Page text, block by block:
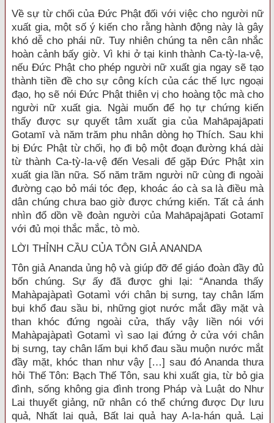
Về sự từ chối của Đức Phật đối với việc cho người nữ
xuất gia, một số ý kiến cho rằng hành động này là gây
khó dễ cho phái nữ. Tuy nhiên chúng ta nên cân nhắc
hoàn cảnh bấy giờ. Vì khi ở tại kinh thành Ca-tỳ-la-vệ,
nếu Đức Phật cho phép người nữ xuất gia ngay sẽ tạo
thành tiền đề cho sự công kích của các thế lực ngoại
đạo, họ sẽ nói Đức Phật thiên vị cho hoàng tộc mà cho
người nữ xuất gia. Ngài muốn để họ tự chứng kiến
thấy được sự quyết tâm xuất gia của Mahāpajāpati
Gotamī và năm trăm phu nhân dòng họ Thích. Sau khi
bị Đức Phật từ chối, họ đi bộ một đoạn đường khá dài
từ thành Ca-tỳ-la-vệ đến Vesali để gặp Đức Phật xin
xuất gia lần nữa. Số năm trăm người nữ cùng đi ngoài
đường cạo bỏ mái tóc đẹp, khoác áo cà sa là điều mà
dân chúng chưa bao giờ được chứng kiến. Tất cả ánh
nhìn đổ dồn về đoàn người của Mahāpajāpati Gotamī
với đủ mọi thắc mắc, tò mò.
LỜI THỈNH CẦU CỦA TÔN GIẢ ANANDA
Tôn giả Ananda ủng hộ và giúp đỡ để giáo đoàn đầy đủ
bốn chúng. Sự ấy đã được ghi lại: “Ananda thấy
Mahàpajàpatì Gotamì với chân bị sưng, tay chân lấm
bụi khổ đau sầu bi, những giọt nước mắt đầy mặt và
than khóc đứng ngoài cửa, thấy vậy liền nói với
Mahàpajàpatì Gotamì vì sao lại đứng ở cửa với chân
bị sưng, tay chân lấm bụi khổ đau sầu muộn nước mắt
đầy mặt, khóc than như vậy […] sau đó Ananda thưa
hỏi Thế Tôn: Bạch Thế Tôn, sau khi xuất gia, từ bỏ gia
đình, sống không gia đình trong Pháp và Luật do Như
Lai thuyết giảng, nữ nhân có thể chứng được Dự lưu
quả, Nhất lai quả, Bất lai quả hay A-la-hán quả. Lại